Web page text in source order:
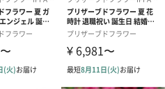
高さ60mm